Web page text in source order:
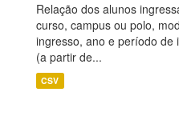
Relação dos alunos
curso, campus ou polo,
ingresso, ano e período de
(a partir de...
CSV